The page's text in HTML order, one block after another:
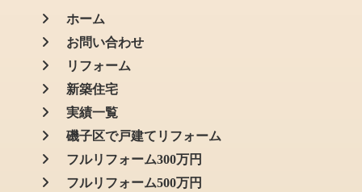
ホーム
お問い合わせ
リフォーム
新築住宅
実績一覧
磯子区で戸建てリフォーム
フルリフォーム300万円
フルリフォーム500万円